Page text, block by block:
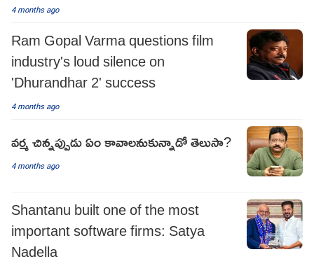
4 months ago
Ram Gopal Varma questions film
industry's loud silence on
'Dhurandhar 2' success
4 months ago
వర్మ చిన్నప్పుడు ఏం కావాలనుకున్నాడో తెలుసా?
4 months ago
Shantanu built one of the most
important software firms: Satya
Nadella